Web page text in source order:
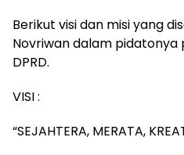
Berikut visi dan misi yang
Novriwan dalam
DPRD.
VISI :
“SEJAHTERA, MERATA,